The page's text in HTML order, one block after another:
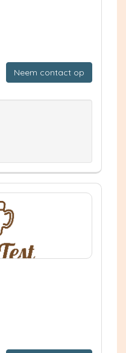
Neem contact op